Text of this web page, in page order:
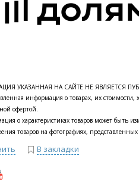
УКАЗАННАЯ НА САЙТЕ НЕ ЯВЛЯЕТСЯ
информация о товарах, их стоимости,
офертой.
о характеристиках товаров может быть
товаров на фотографиях,
В закладки